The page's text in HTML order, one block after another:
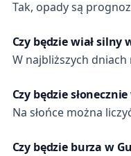
Tak, opady są
Czy będzie wiał
W najbliższych
Czy będzie
Na słońce można
Czy będzie burza w